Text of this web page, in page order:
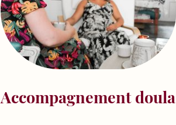
Accompagnement doula